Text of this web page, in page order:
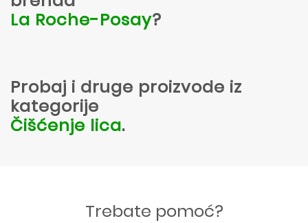
La Roche-Posay?
Probaj i druge proizvode iz
kategorije
Čišćenje lica.
Trebate pomoć?